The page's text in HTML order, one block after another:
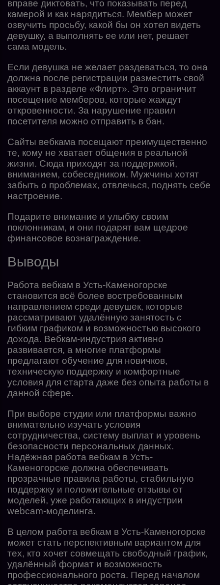
вправе диктовать, что показывать перед
камерой и как нарядиться. Мембер может
озвучить просьбу, какой бы он хотел видеть
девушку, а выполнять ее или нет, решает
сама модель.
Если девушка не желает раздеваться, то она
должна после регистрации разместить свой
аккаунт в разделе «Флирт». Это ограничит
посещение мемберов, которые жаждут
откровенности. За нарушение правил
посетителя можно отправить в бан.
Сайты вебкама посещают преимущественно
те, кому не хватает общения в реальной
жизни. Сюда приходят за поддержкой,
вниманием, собеседником. Мужчины хотят
забыть о проблемах, отвлечься, поднять себе
настроение.
Подарите внимание и улыбку своим
поклонникам, и они подарят вам щедрое
финансовое вознаграждение.
Выводы
Работа вебкам в Усть-Каменогорске
становится всё более востребованным
направлением среди девушек, которые
рассматривают удалённую занятость с
гибким графиком и возможностью высокого
дохода. Вебкам-индустрия активно
развивается, а многие платформы
предлагают обучение для новичков,
техническую поддержку и комфортные
условия для старта даже без опыта работы в
данной сфере.
При выборе студии или платформы важно
внимательно изучать условия
сотрудничества, систему выплат и уровень
безопасности персональных данных.
Надёжная работа вебкам в Усть-
Каменогорске должна обеспечивать
прозрачные правила работы, стабильную
поддержку и положительные отзывы от
моделей, уже работающих в индустрии
webcam-моделинга.
В целом работа вебкам в Усть-Каменогорске
может стать перспективным вариантом для
тех, кто хочет совмещать свободный график,
удалённый формат и возможность
профессионального роста. Перед началом